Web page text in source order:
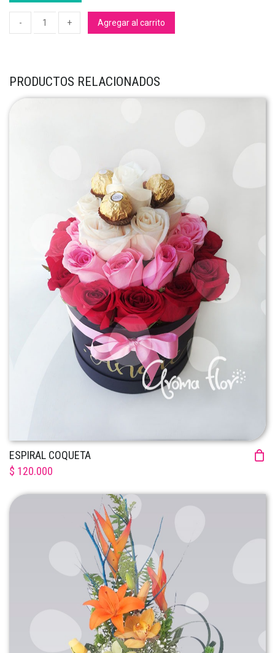
Agregar al carrito
PRODUCTOS RELACIONADOS
ESPIRAL COQUETA
$ 120.000